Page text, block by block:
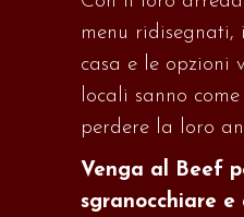
menu
casa e le opzioni
locali sanno come
perdere la loro
Venga al Beef
sgranocchiare e